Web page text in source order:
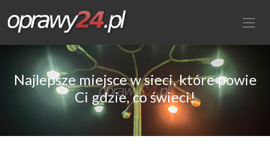
Najlepsze miejsce w sieci, które powie
Ci gdzie, co świeci!